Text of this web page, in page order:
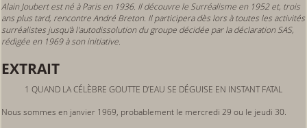
Alain Joubert est né à Paris en 1936. Il découvre le Surréalisme en 1952 et, trois
ans plus tard, rencontre André Breton. Il participera dès lors à toutes les activités
surréalistes jusqu'à l'autodissolution du groupe décidée par la déclaration SAS,
rédigée en 1969 à son initiative.
EXTRAIT
1 QUAND LA CÉLÈBRE GOUTTE D’EAU SE DÉGUISE EN INSTANT FATAL
Nous sommes en janvier 1969, probablement le mercredi 29 ou le jeudi 30.